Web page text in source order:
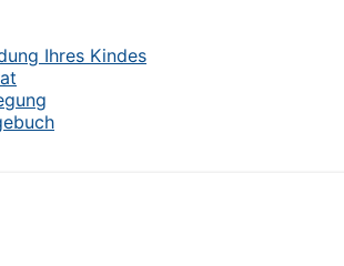
Ihres Kindes